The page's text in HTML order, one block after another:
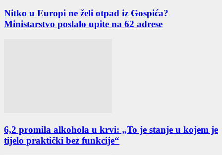
Nitko u Europi ne želi otpad iz Gospića?
Ministarstvo poslalo upite na 62 adrese
6,2 promila alkohola u krvi: „To je stanje u kojem je
tijelo praktički bez funkcije“